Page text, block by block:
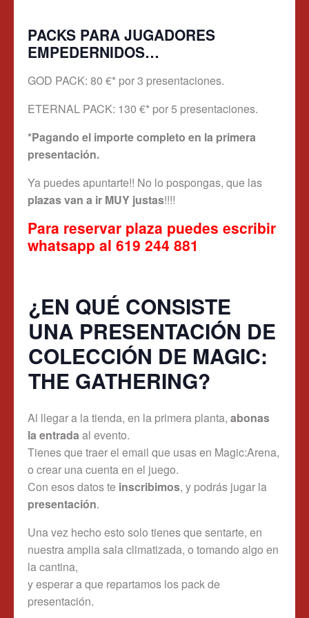
PACKS PARA JUGADORES
EMPEDERNIDOS…
GOD PACK: 80 €* por 3 presentaciones.
ETERNAL PACK: 130 €* por 5 presentaciones.
*Pagando el importe completo en la primera
presentación.
Ya puedes apuntarte!! No lo pospongas, que las
plazas van a ir MUY justas!!!!
Para reservar plaza puedes escribir
whatsapp al 619 244 881
¿EN QUÉ CONSISTE
UNA PRESENTACIÓN DE
COLECCIÓN DE MAGIC:
THE GATHERING?
Al llegar a la tienda, en la primera planta,abonas
la entradaal evento.
Tienes que traer el email que usas en Magic:Arena,
o crear una cuenta en el juego.
Con esos datos te inscribimos, y podrás jugar la
presentación.
Una vez hecho esto solo tienes que sentarte, en
nuestra amplia sala climatizada, o tomando algo en
la cantina,
y esperar a que repartamos los pack de
presentación.